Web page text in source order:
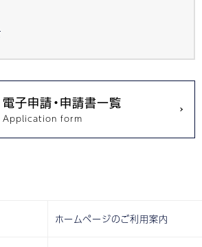
電子申請・申請書一覧
ホームページのご利用案内